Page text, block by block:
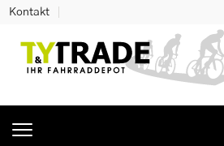
Kontakt